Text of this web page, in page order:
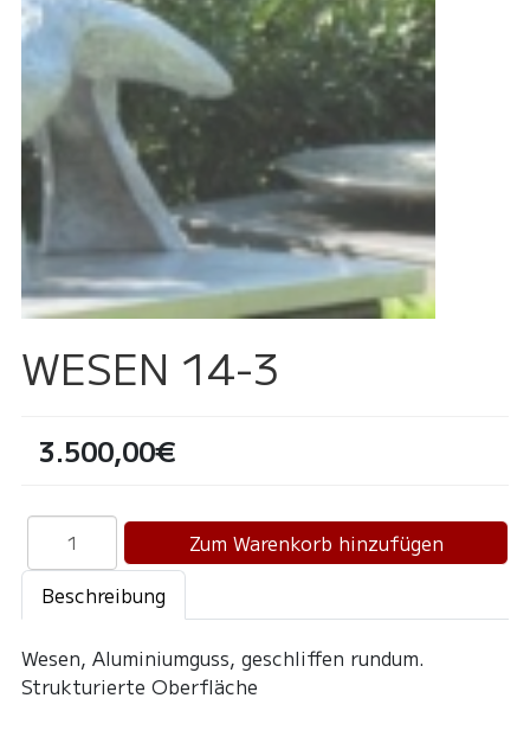
WESEN 14-3
3.500,00€
Beschreibung
Wesen, Aluminiumguss, geschliffen rundum.
Strukturierte Oberfläche